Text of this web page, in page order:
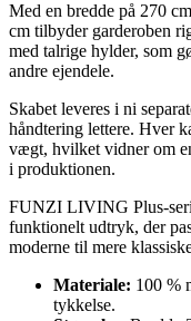
Med en bredde på 270
cm tilbyder garderoben
med talrige hylder, som
andre ejendele.
Skabet leveres i ni
håndtering lettere. Hver
vægt, hvilket vidner om
i produktionen.
FUNZI LIVING Plus-
funktionelt udtryk, der
moderne til mere
Materiale: 100 %
tykkelse.